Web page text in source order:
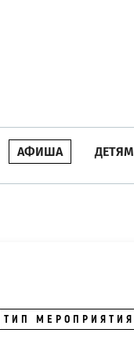
АФИША ДЕТЯМ
ТИП МЕРОПРИЯТИЯ